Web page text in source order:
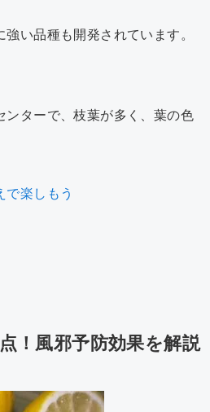
い品種も開発されています。
ンターで、枝葉が多く、葉の色
で楽しもう
！風邪予防効果を解説